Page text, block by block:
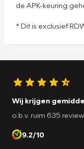
de APK-keuring
* Dit is exclusief
Wij krijgen
o.b.v. ruim 635
9.2/10